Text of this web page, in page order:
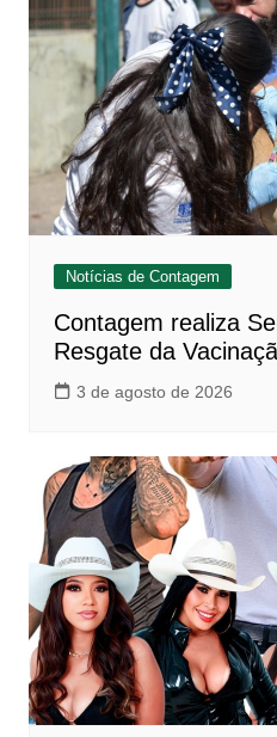
Notícias de Contagem
Contagem realiza
Resgate da
3 de agosto de 2026